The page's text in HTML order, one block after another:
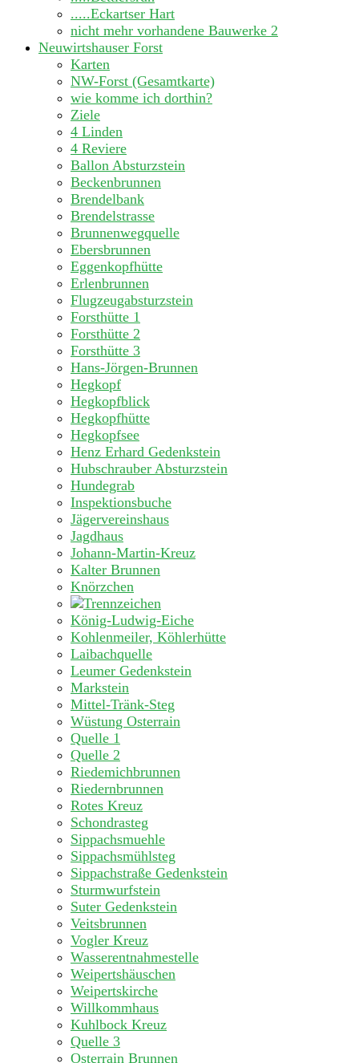
.....Eckartser Hart
nicht mehr vorhandene Bauwerke 2
Neuwirtshauser Forst
Karten
NW-Forst (Gesamtkarte)
wie komme ich dorthin?
Ziele
4 Linden
4 Reviere
Ballon Absturzstein
Beckenbrunnen
Brendelbank
Brendelstrasse
Brunnenwegquelle
Ebersbrunnen
Eggenkopfhütte
Erlenbrunnen
Flugzeugabsturzstein
Forsthütte 1
Forsthütte 2
Forsthütte 3
Hans-Jörgen-Brunnen
Hegkopf
Hegkopfblick
Hegkopfhütte
Hegkopfsee
Henz Erhard Gedenkstein
Hubschrauber Absturzstein
Hundegrab
Inspektionsbuche
Jägervereinshaus
Jagdhaus
Johann-Martin-Kreuz
Kalter Brunnen
Knörzchen
König-Ludwig-Eiche
Kohlenmeiler, Köhlerhütte
Laibachquelle
Leumer Gedenkstein
Markstein
Mittel-Tränk-Steg
Wüstung Osterrain
Quelle 1
Quelle 2
Riedemichbrunnen
Riedernbrunnen
Rotes Kreuz
Schondrasteg
Sippachsmuehle
Sippachsmühlsteg
Sippachstraße Gedenkstein
Sturmwurfstein
Suter Gedenkstein
Veitsbrunnen
Vogler Kreuz
Wasserentnahmestelle
Weipertshäuschen
Weipertskirche
Willkommhaus
Kuhlbock Kreuz
Quelle 3
Osterrain Brunnen